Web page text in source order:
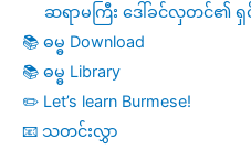
ဆရာမကြီး ဒေါ်ခင်လှတင်၏ ရှ
📚 ဓမ္ဓ Download
📚 ဓမ္ဓ Library
✏️ Let’s learn Burmese!
📧 သတင်းလွှာ